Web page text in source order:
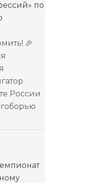
по
🎉
России